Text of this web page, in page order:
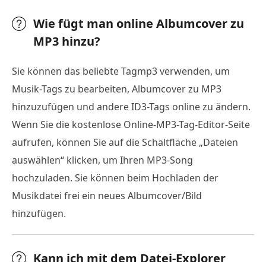
Wie fügt man online Albumcover zu
MP3 hinzu?
Sie können das beliebte Tagmp3 verwenden, um
Musik-Tags zu bearbeiten, Albumcover zu MP3
hinzuzufügen und andere ID3-Tags online zu ändern.
Wenn Sie die kostenlose Online-MP3-Tag-Editor-Seite
aufrufen, können Sie auf die Schaltfläche „Dateien
auswählen“ klicken, um Ihren MP3-Song
hochzuladen. Sie können beim Hochladen der
Musikdatei frei ein neues Albumcover/Bild
hinzufügen.
Kann ich mit dem Datei-Explorer